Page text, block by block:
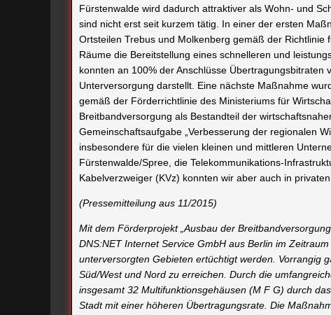
Fürstenwalde wird dadurch attraktiver als Wohn- und
sind nicht erst seit kurzem tätig. In einer der ersten
Ortsteilen Trebus und Molkenberg gemäß der
Räume die Bereitstellung eines schnelleren und
konnten an 100% der Anschlüsse
Unterversorgung darstellt. Eine nächste Maßnahme
gemäß der Förderrichtlinie des Ministeriums für
Breitbandversorgung als Bestandteil der
Gemeinschaftsaufgabe „Verbesserung der regionalen
insbesondere für die vielen kleinen und mittleren
Fürstenwalde/Spree, die Telekommunikations-
Kabelverzweiger (KVz) konnten wir aber auch in
(Pressemitteilung aus 11/2015)
Mit dem Förderprojekt „Ausbau der
DNS:NET Internet Service GmbH aus Berlin im
unterversorgten Gebieten ertüchtigt werden. Vorrangig
Süd/West und Nord zu erreichen. Durch die
insgesamt 32 Multifunktionsgehäusen (M F G) durch
Stadt mit einer höheren Übertragungsrate. Die